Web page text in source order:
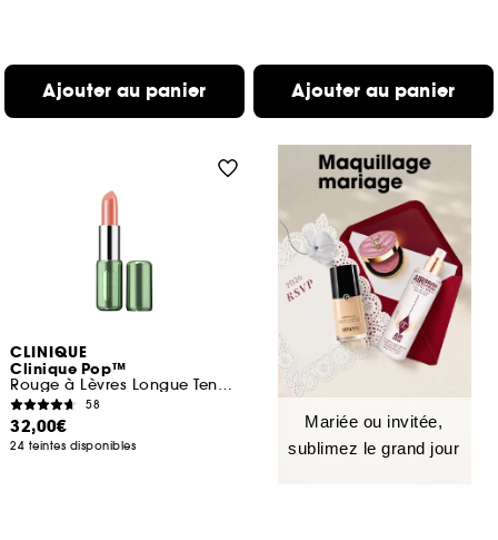
Ajouter au panier Ajouter au panier
CLINIQUE
Clinique Pop™
Rouge à Lèvres Longue Tenue – Fini Brillant, Satiné et Mat
58
32,00€
24 teintes disponibles
Mariée ou invitée,
sublimez le grand jour